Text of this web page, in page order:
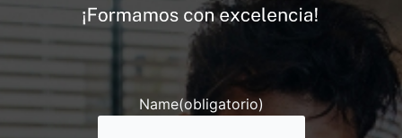
Name(obligatorio)